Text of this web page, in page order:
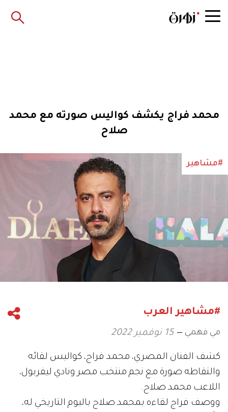
محمد فراج يكشف كواليس صورته مع محمد
صلاح
#مشاهير
#مشاهير العرب
مي فهمي 15 نوفمبر 2022
كشف الفنان المصري، محمد فراج، كواليس لقائه
والتقاطه صورة مع نجم منتخب مصر ونادي ليفربول،
اللاعب محمد صلاح.
ووصف فراج لقاءه بمحمد صلاح باليوم التاريخي له،